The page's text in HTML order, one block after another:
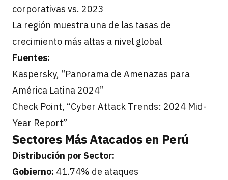
corporativas vs. 2023
La región muestra una de las tasas de
crecimiento más altas a nivel global
Fuentes:
Kaspersky, “Panorama de Amenazas para
América Latina 2024”
Check Point, “Cyber Attack Trends: 2024 Mid-
Year Report”
Sectores Más Atacados en Perú
Distribución por Sector:
Gobierno: 41.74% de ataques